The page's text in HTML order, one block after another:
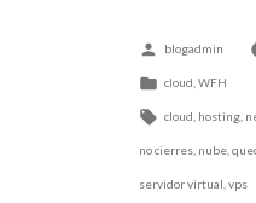
de estos y […]
Posted
by
blogadmin
Posted
in
cloud WFH
Tags:
cloud hosting,
no cierres, nube,
servidor virtual vps